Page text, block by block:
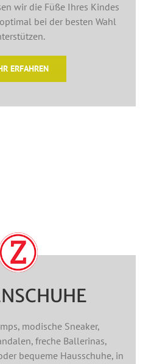
wir die Füße Ihres Kindes
bei der besten Wahl
ERFAHREN
modische Sneaker,
freche Ballerinas,
bequeme Hausschuhe, in